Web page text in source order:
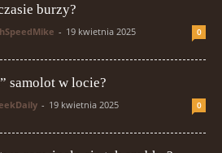
burzy?
- 19 kwietnia 2025 0
samolot w locie?
- 19 kwietnia 2025 0